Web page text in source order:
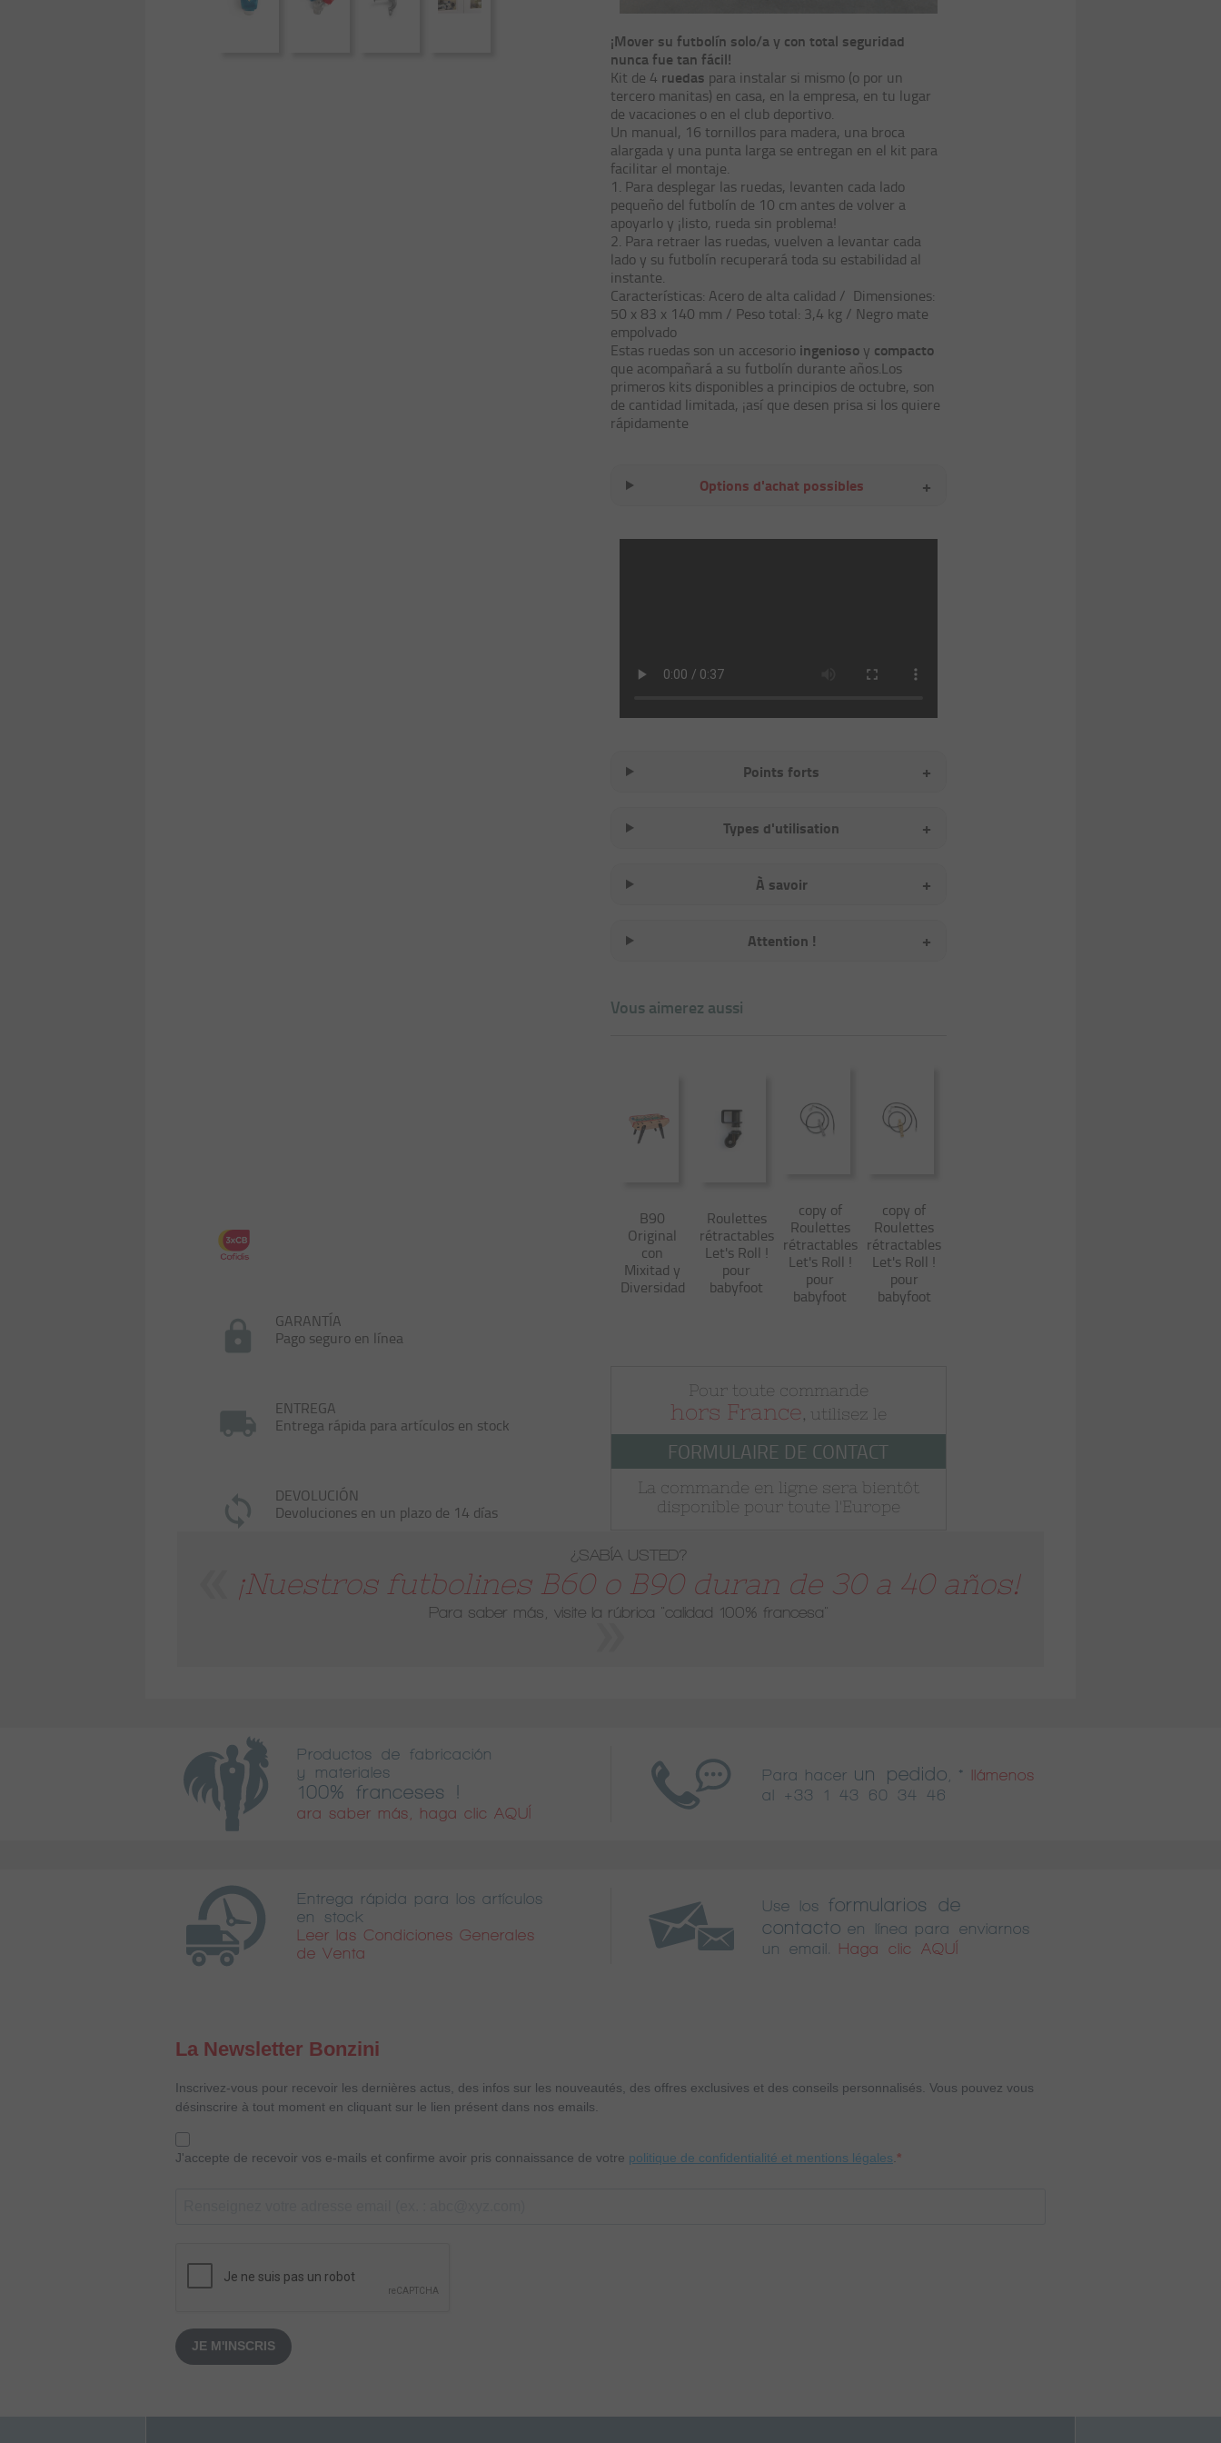
¡Mover su futbolín solo/a y con total seguridad
nunca fue tan fácil!
Kit de 4 ruedas para instalar si mismo (o por un
tercero manitas) en casa, en la empresa, en tu lugar
de vacaciones o en el club deportivo.
Un manual, 16 tornillospara madera, una broca
alargaday una puntalarga se entregan en el kit para
facilitar el montaje.
1. Para desplegar las ruedas, levanten cada lado
pequeño del futbolín de 10 cm antes de volver a
apoyarlo y ¡listo, rueda sin problema!
2. Para retraer las ruedas, vuelven a levantar cada
lado y su futbolín recuperará toda su estabilidad al
instante.
Características: Acero de alta calidad / Dimensiones:
50 x 83 x 140 mm / Peso total: 3,4 kg / Negro mate
empolvado
Estas ruedas son un accesorio ingeniosoy compacto
que acompañará a su futbolín durante años.Los
primeros kits disponibles a principios de octubre, son
de cantidad limitada, ¡así que desen prisa si los quiere
rápidamente
Options d'achat possibles +
Points forts +
Types d'utilisation +
À savoir +
Attention ! +
Vous aimerez aussi
B90
Original
con
Mixitad y
Diversidad
Roulettes
rétractables
Let's Roll !
pour
babyfoot
copy of
Roulettes
rétractables
Let's Roll !
pour
babyfoot
copy of
Roulettes
rétractables
Let's Roll !
pour
babyfoot
Pour toute commande
hors France , utilisez le
FORMULAIRE DE CONTACT
La commande en ligne sera bientôt
disponible pour toute l'Europe
GARANTÍA
Pago seguro en línea
ENTREGA
Entrega rápida para artículos en stock
DEVOLUCIÓN
Devoluciones en un plazo de 14 días
¿SABÍA USTED?
¡Nuestros futbolines B60 o B90 duran de 30 a 40 años!
Para saber más, visite la rúbrica "calidad 100% francesa"
Productos de fabricación
y materiales
100% franceses !
ara saber más, haga clic AQUÍ
Para hacer un pedido , *
llámenos
al
+33 1 43 60 34 46
Entrega rápida para los artículos
en stock
Leer las Condiciones Generales
de Venta
Use los
formularios de
contacto en línea para enviarnos
un email.
Haga clic AQUÍ
La Newsletter Bonzini
Inscrivez-vous pour recevoir les dernières actus, des infos sur les nouveautés, des offres exclusives et des conseils personnalisés. Vous pouvez vous
désinscrire à tout moment en cliquant sur le lien présent dans nos emails.
J'accepte de recevoir vos e-mails et confirme avoir pris connaissance de votre politique de confidentialité et mentions légales
JE M'INSCRIS